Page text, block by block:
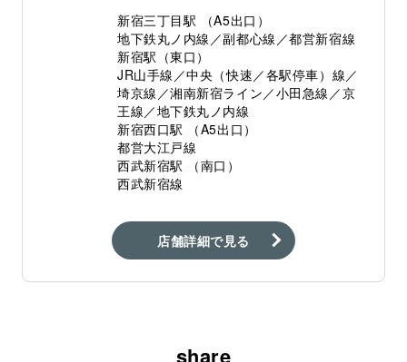
新宿三丁目駅 （A5出口）
地下鉄丸ノ内線／副都心線／都営新宿線
新宿駅（東口）
JR山手線／中央（快速／各駅停車）線／
埼京線／湘南新宿ライン／小田急線／京
王線／地下鉄丸ノ内線
新宿西口駅 （A5出口）
都営大江戸線
西武新宿駅 （南口）
西武新宿線
店舗詳細で見る
share